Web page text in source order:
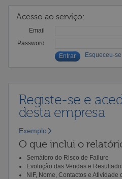
Acesso ao serviço:
Email
Password
Esqueceu-
Registe-se e
desta empresa
Exemplo
O que inclui o
Semáforo do Risco de Failure
Evolução das Vendas e
NIF, Nome, Contactos e Atividade